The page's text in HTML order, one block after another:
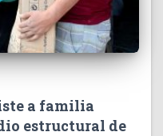
a familia
estructural de